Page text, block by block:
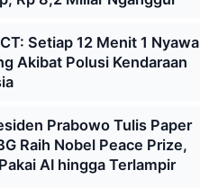
Setiap 12 Menit 1 Nyawa
Akibat Polusi Kendaraan
Prabowo Tulis Paper
Raih Nobel Peace Prize,
AI hingga Terlampir